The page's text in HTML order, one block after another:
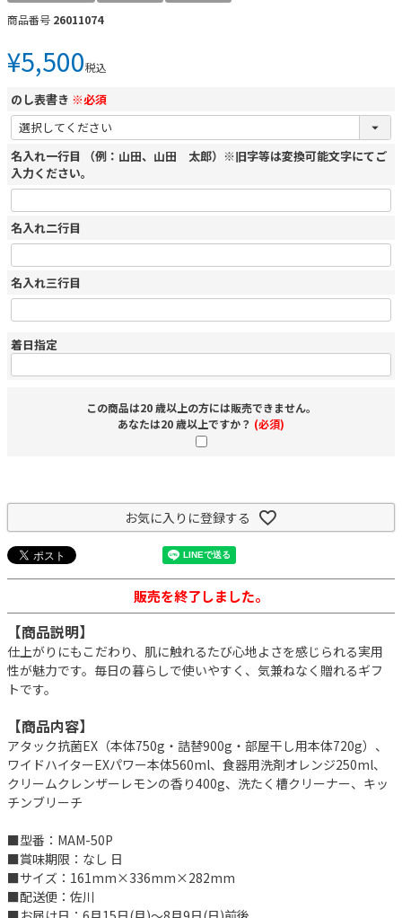
商品番号 26011074
¥5,500税込
のし表書き ※必須
名入れ一行目 （例：山田、山田 太郎）※旧字等は変換可能文字にてご
入力ください。
名入れ二行目
名入れ三行目
着日指定
この商品は20 歳以上の方には販売できません。
あなたは20 歳以上ですか？ (必須)
お気に入りに登録する
販売を終了しました。
【商品説明】
仕上がりにもこだわり、肌に触れるたび心地よさを感じられる実用
性が魅力です。毎日の暮らしで使いやすく、気兼ねなく贈れるギフ
トです。
【商品内容】
アタック抗菌EX（本体750g・詰替900g・部屋干し用本体720g）、
ワイドハイターEXパワー本体560ml、食器用洗剤オレンジ250ml、
クリームクレンザーレモンの香り400g、洗たく槽クリーナー、キッ
チンブリーチ
■型番：MAM-50P
■賞味期限：なし 日
■サイズ：161mm×336mm×282mm
■配送便：佐川